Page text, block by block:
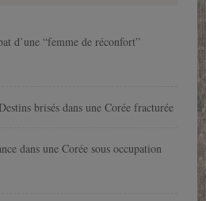
d’une “femme de réconfort”
brisés dans une Corée fracturée
dans une Corée sous occupation